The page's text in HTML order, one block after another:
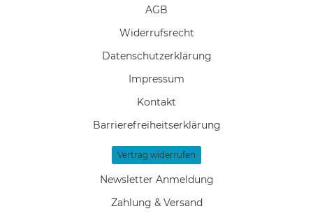
AGB
Widerrufs­recht
Daten­schutz­erklärung
Impressum
Kontakt
Barrierefreiheitserklärung
Vertrag widerrufen
Newsletter Anmeldung
Zahlung & Versand